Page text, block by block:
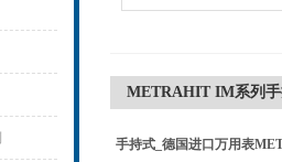
METRAHIT IM系列
手持式_德国进口万用表